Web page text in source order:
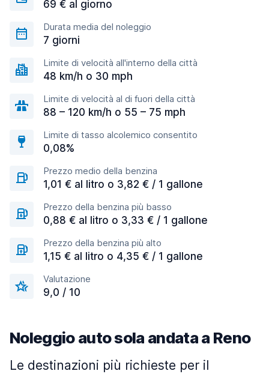
69 € al giorno
Durata media del noleggio
7 giorni
Limite di velocità all'interno della città
48 km/h o 30 mph
Limite di velocità al di fuori della città
88 – 120 km/h o 55 – 75 mph
Limite di tasso alcolemico consentito
0,08%
Prezzo medio della benzina
1,01 € al litro o 3,82 € / 1 gallone
Prezzo della benzina più basso
0,88 € al litro o 3,33 € / 1 gallone
Prezzo della benzina più alto
1,15 € al litro o 4,35 € / 1 gallone
Valutazione
9,0 / 10
Noleggio auto sola andata a Reno
Le destinazioni più richieste per il